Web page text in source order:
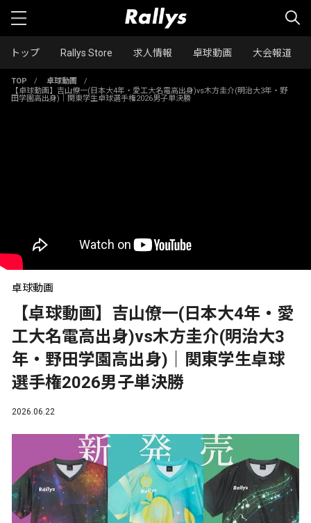
トップ Rallys Store 求人情報 卓球動画 大会報道
TOP / 卓球動画
/
【卓球動画】吉山僚一(日本大4年・愛工大名電高出身)vs木方圭介(明治大3年・野
田学園高出身)｜関東学生卓球選手権2026男子単決勝
卓球動画
【卓球動画】吉山僚一(日本大4年・愛
工大名電高出身)vs木方圭介(明治大3
年・野田学園高出身)｜関東学生卓球
選手権2026男子単決勝
2026.06.22